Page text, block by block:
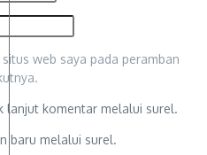
web saya pada peramban
lanjut komentar melalui surel.
baru melalui surel.